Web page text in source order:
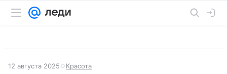
12 августа 2025 Красота